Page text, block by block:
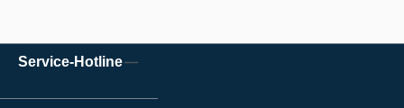
Service-Hotline